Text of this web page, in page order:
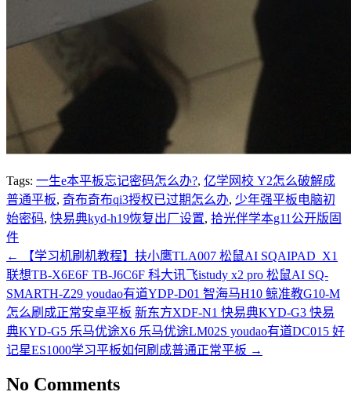
Tags: 一生e本平板忘记密码怎么办?, 亿学网校 Y2怎么破解成
普通平板, 奇布奇布qi3授权已过期怎么办, 少年强平板电脑初
始密码, 快易典kyd-h19恢复出厂设置, 拾光伴学本g11公开版固
件
←
【学习机刷机教程】扶小鹰TLA007 松鼠AI SQAIPAD_X1
联想TB-X6E6F TB-J6C6F 科大讯飞istudy x2 pro 松鼠AI SQ-
SMARTH-Z29 youdao有道YDP-D01 智海马H10 鲸准教G10-M
怎么刷成正常安卓平板 新东方XDF-N1 快易典KYD-G3 快易
典KYD-G5 乐马优途X6 乐马优途LM02S youdao有道DC015 好
记星ES1000学习平板如何刷成普通正常平板 →
No Comments